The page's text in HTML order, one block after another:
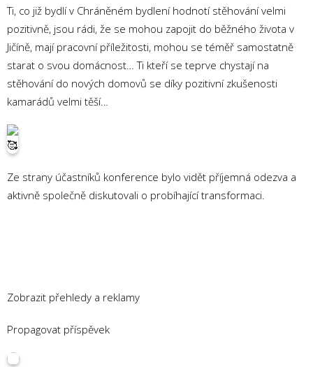
Ti, co již bydlí v Chráněném bydlení hodnotí stěhování velmi
pozitivně, jsou rádi, že se mohou zapojit do běžného života v
Jičíně, mají pracovní příležitosti, mohou se téměř samostatně
starat o svou domácnost… Ti kteří se teprve chystají na
stěhování do nových domovů se díky pozitivní zkušenosti
kamarádů velmi těší…
Ze strany účastníků konference bylo vidět příjemná odezva a
aktivně společně diskutovali o probíhající transformaci.
Zobrazit přehledy a reklamy
Propagovat příspěvek